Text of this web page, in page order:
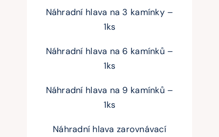
Náhradní hlava na 3 kamínky –
1ks
Náhradní hlava na 6 kamínků –
1ks
Náhradní hlava na 9 kamínků –
1ks
Náhradní hlava zarovnávací